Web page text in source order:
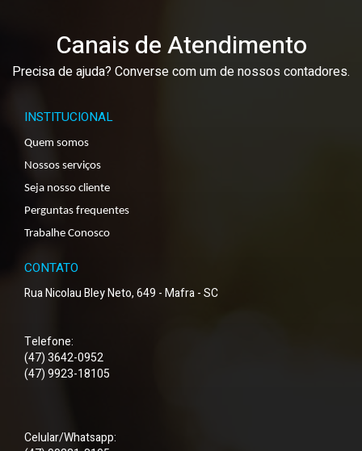
Canais de Atendimento
Precisa de ajuda? Converse com um de nossos contadores.
INSTITUCIONAL
Quem somos
Nossos serviços
Seja nosso cliente
Perguntas frequentes
Trabalhe Conosco
CONTATO
Rua Nicolau Bley Neto, 649 - Mafra - SC
Telefone:
(47) 3642-0952
(47) 9923-18105
Celular/Whatsapp: